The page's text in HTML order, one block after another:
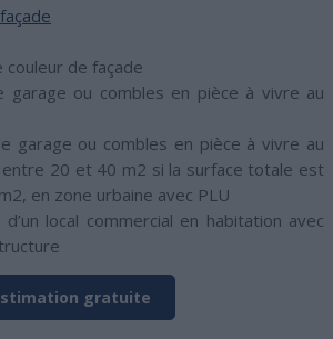
couleur de façade
garage ou combles en pièce à vivre au
garage ou combles en pièce à vivre au
20 et 40 m2 si la surface totale est
en zone urbaine avec PLU
local commercial en habitation avec
gratuite